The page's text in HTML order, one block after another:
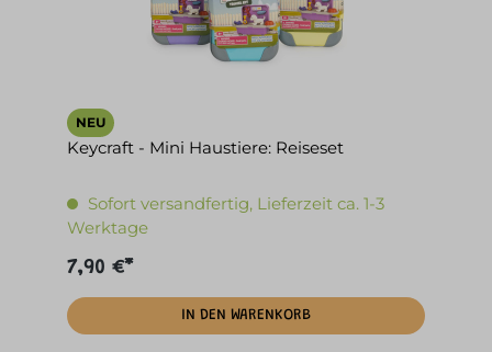
NEU
Keycraft - Mini Haustiere: Reiseset
Sofort versandfertig, Lieferzeit ca. 1-3
Werktage
7,90 €*
IN DEN WARENKORB